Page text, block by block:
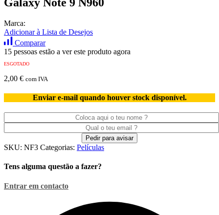
Marca:
Adicionar à Lista de Desejos
Comparar
15 pessoas estão a ver este produto agora
ESGOTADO
2,00 € com IVA
Enviar e-mail quando houver stock disponível.
SKU: NF3 Categorias: Películas
Tens alguma questão a fazer?
Entrar em contacto